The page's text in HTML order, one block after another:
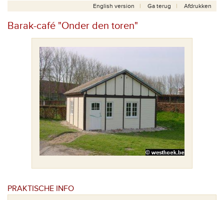
English version Ga terug Afdrukken
Barak-café "Onder den toren"
PRAKTISCHE INFO